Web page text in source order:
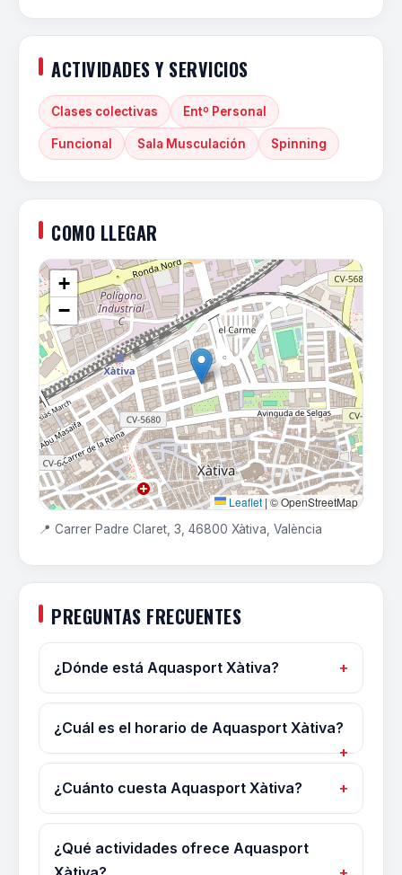
ACTIVIDADES Y SERVICIOS
Clases colectivas Entº Personal
Funcional Sala Musculación Spinning
COMO LLEGAR
+
−
Leaflet | © OpenStreetMap
📍 Carrer Padre Claret, 3, 46800 Xàtiva, València
PREGUNTAS FRECUENTES
¿Dónde está Aquasport Xàtiva?
¿Cuál es el horario de Aquasport Xàtiva?
¿Cuánto cuesta Aquasport Xàtiva?
¿Qué actividades ofrece Aquasport